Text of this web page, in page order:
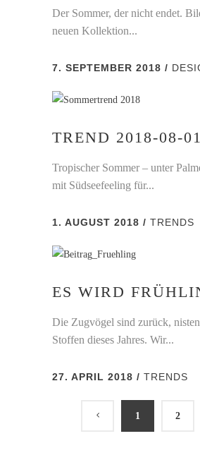
Der Sommer, der nicht endet.
neuen Kollektion...
7. SEPTEMBER 2018
TREND 2018-08-01
Tropischer Sommer – unter
mit Südseefeeling für...
1. AUGUST 2018 TRENDS
ES WIRD
Die Zugvögel sind zurück,
Stoffen dieses Jahres. Wir...
27. APRIL 2018 TRENDS
1 2